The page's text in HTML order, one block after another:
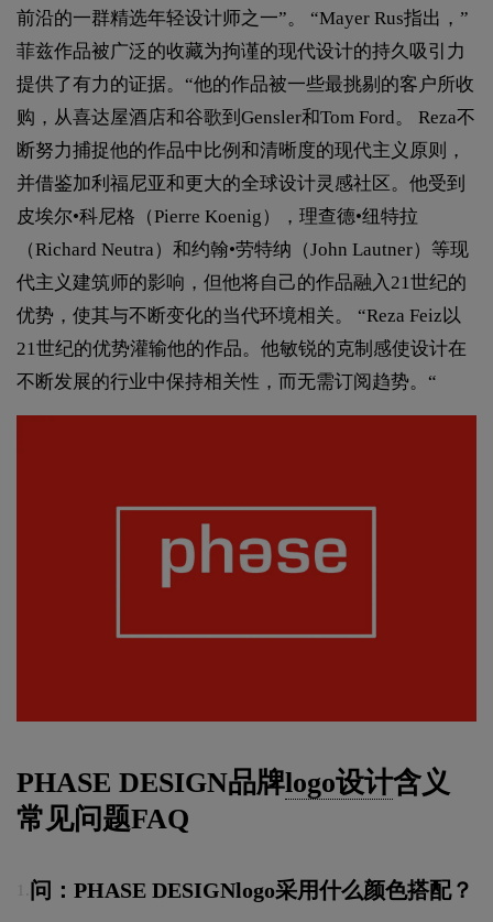
前沿的一群精选年轻设计师之一”。 “Mayer Rus指出，”
菲兹作品被广泛的收藏为拘谨的现代设计的持久吸引力
提供了有力的证据。“他的作品被一些最挑剔的客户所收
购，从喜达屋酒店和谷歌到Gensler和Tom Ford。 Reza不
断努力捕捉他的作品中比例和清晰度的现代主义原则，
并借鉴加利福尼亚和更大的全球设计灵感社区。他受到
皮埃尔•科尼格（Pierre Koenig），理查德•纽特拉
（Richard Neutra）和约翰•劳特纳（John Lautner）等现
代主义建筑师的影响，但他将自己的作品融入21世纪的
优势，使其与不断变化的当代环境相关。 “Reza Feiz以
21世纪的优势灌输他的作品。他敏锐的克制感使设计在
不断发展的行业中保持相关性，而无需订阅趋势。“
PHASE DESIGN品牌logo设计含义
常见问题FAQ
问：PHASE DESIGNlogo采用什么颜色搭配？